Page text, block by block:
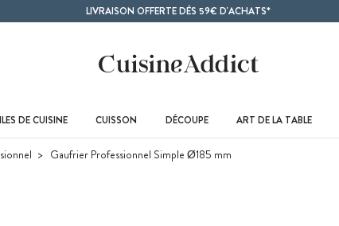
LIVRAISON OFFERTE DÈS 59€ D'ACHATS*
DE CUISINE CUISSON DÉCOUPE ART DE LA TABLE
Gaufrier Professionnel Simple Ø185 mm